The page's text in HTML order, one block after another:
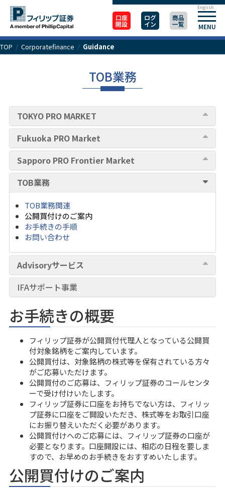
口座
開設
ログ
イン
商品
一覧 MENU
English
TOP / Corporatefinance / Guidance
TOB業務
TOKYO PRO MARKET
Fukuoka PRO Market
Sapporo PRO Frontier Market
TOB業務
TOB業務関連
公開買付けのご案内
お手続きの手順
お問い合わせ
Advisoryサービス
IFAサポート事業
お手続きの概要
フィリップ証券が公開買付代理人となっている公開買
付対象銘柄をご案内しています。
公開買付は、対象銘柄の株式等を保有されている方々
がご応募いただけます。
公開買付のご応募は、フィリップ証券のコールセンタ
ーで受け付けいたします。
フィリップ証券に口座をお持ちでない方は、フィリッ
プ証券に口座をご開設いただき、株式等をお取引口座
にお振り替えいただく必要があります。
公開買付けへのご応募には、フィリップ証券の口座が
必要となります。口座開設には、相応の日程を要しま
すので、お早めのお手続きをおすすめいたします。
公開買付けのご案内